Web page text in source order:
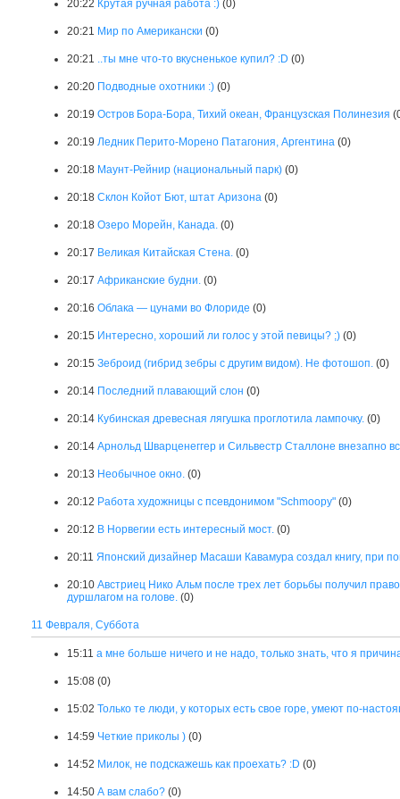
20:22 Крутая ручная работа :) (0)
20:21 Мир по Американски (0)
20:21 ..ты мне что-то вкусненькое купил? :D (0)
20:20 Подводные охотники :) (0)
20:19 Остров Бора-Бора, Тихий океан, Французская Полинезия
20:19 Ледник Перито-Морено Патагония, Аргентина (0)
20:18 Маунт-Рейнир (национальный парк) (0)
20:18 Склон Койот Бют, штат Аризона (0)
20:18 Озеро Морейн, Канада. (0)
20:17 Великая Китайская Стена. (0)
20:17 Африканские будни. (0)
20:16 Облака — цунами во Флориде (0)
20:15 Интересно, хороший ли голос у этой певицы? ;) (0)
20:15 Зеброид (гибрид зебры с другим видом). Не фотошоп. (0)
20:14 Последний плавающий слон (0)
20:14 Кубинская древесная лягушка проглотила лампочку. (0)
20:14 Арнольд Шварценеггер и Сильвестр Сталлоне внезапно
20:13 Необычное окно. (0)
20:12 Работа художницы с псевдонимом "Schmoopy" (0)
20:12 В Норвегии есть интересный мост. (0)
20:11 Японский дизайнер Масаши Кавамура создал книгу, при
20:10 Австриец Нико Альм после трех лет борьбы получил
дуршлагом на голове. (0)
11 Февраля, Суббота
15:11 а мне больше ничего и не надо, только знать, что я
15:08 (0)
15:02 Только те люди, у которых есть свое горе, умеют по-
14:59 Четкие приколы ) (0)
14:52 Милок, не подскажешь как проехать? :D (0)
14:50 А вам слабо? (0)